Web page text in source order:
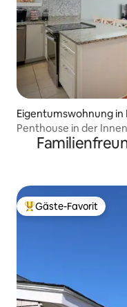
Eigentumswohnung
Penthouse in der
Beliebter Gäste-Favorit.
Gäste-Favorit